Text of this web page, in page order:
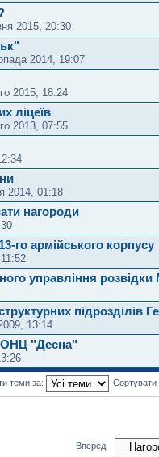
2015, 20:30
2014, 19:07
2015, 18:24
ліцеїв
2013, 07:55
2014, 01:18
нагороди
го армійського корпусу
управління розвідки
підрозділів
13:14
ОНЦ "Десна"
теми за:
Вперед: